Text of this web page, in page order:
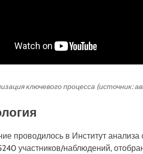
ключевого процесса (источник:
проводилось в Институт
участников/наблюдений,